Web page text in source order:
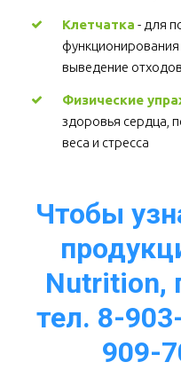
Клетчатка - для
выведение
Физические
здоровья сердца,
веса и стресса
Чтобы
Nutrition,
тел. 8-
909-